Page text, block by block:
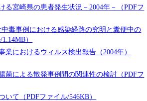
る宮崎県の患者発生状況－2004年－（PDFフ
毒事例における感染経路の究明と糞便中の
）
におけるウィルス検出報告（2004年）
菌による散発事例間の関連性の検討（PDFフ
て（PDFファイル/546KB）